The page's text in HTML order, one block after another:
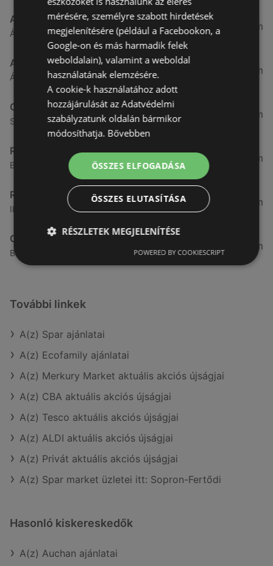
Aldi
Ágfalvi út 4/A., 9400 Sopron
3,26 km
ALDI
Ágfalvi út 4/a, 9400 Sopron
3,26 km
CBA
Somfalvi u. 14., 9400 Sopron
3,31 km
Reál
Besenyő u. 16., 9400 Sopron
3,32 km
Reál
Ibolya út 15., 9400 Sopron
3,41 km
CBA
Bánfalvi u. 14, 9400 Sopron
3,58 km
További linkek
A(z) Spar ajánlatai
A(z) Ecofamily ajánlatai
A(z) Merkury Market aktuális akciós újságjai
A(z) CBA aktuális akciós újságjai
A(z) Tesco aktuális akciós újságjai
A(z) ALDI aktuális akciós újságjai
A(z) Privát aktuális akciós újságjai
A(z) Spar market üzletei itt: Sopron-Fertődi
Hasonló kiskereskedők
A(z) Auchan ajánlatai
mérésére, személyre szabott hirdetések
megjelenítésére (például a Facebookon, a
Google-on és más harmadik felek
weboldalain), valamint a weboldal
használatának elemzésére.
A cookie-k használatához adott
hozzájárulását az Adatvédelmi
szabályzatunk oldalán bármikor
módosíthatja. Bővebben
ÖSSZES ELFOGADÁSA
ÖSSZES ELUTASÍTÁSA
RÉSZLETEK MEGJELENÍTÉSE
POWERED BY COOKIESCRIPT